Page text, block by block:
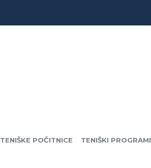
TENIŠKE POČITNICE TENIŠKI PROGRAMI